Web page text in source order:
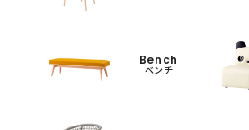
Bench
ベンチ